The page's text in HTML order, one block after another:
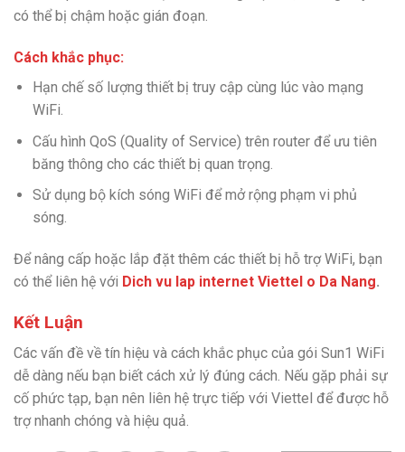
có thể bị chậm hoặc gián đoạn.
Cách khắc phục:
Hạn chế số lượng thiết bị truy cập cùng lúc vào mạng
WiFi.
Cấu hình QoS (Quality of Service) trên router để ưu tiên
băng thông cho các thiết bị quan trọng.
Sử dụng bộ kích sóng WiFi để mở rộng phạm vi phủ
sóng.
Để nâng cấp hoặc lắp đặt thêm các thiết bị hỗ trợ WiFi, bạn
có thể liên hệ với Dich vu lap internet Viettel o Da Nang.
Kết Luận
Các vấn đề về tín hiệu và cách khắc phục của gói Sun1 WiFi
dễ dàng nếu bạn biết cách xử lý đúng cách. Nếu gặp phải sự
cố phức tạp, bạn nên liên hệ trực tiếp với Viettel để được hỗ
trợ nhanh chóng và hiệu quả.